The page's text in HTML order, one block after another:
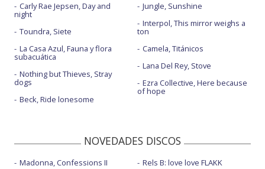
Carly Rae Jepsen, Day and
night
Toundra, Siete
La Casa Azul, Fauna y flora
subacuática
Nothing but Thieves, Stray
dogs
Beck, Ride lonesome
Jungle, Sunshine
Interpol, This mirror weighs a
ton
Camela, Titánicos
Lana Del Rey, Stove
Ezra Collective, Here because
of hope
NOVEDADES DISCOS
Madonna, Confessions II
Rels B: love love FLAKK